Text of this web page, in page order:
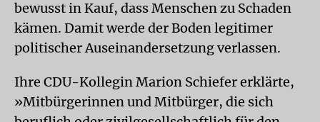
bewusst in Kauf, dass Menschen zu Schaden
kämen. Damit werde der Boden legitimer
politischer Auseinandersetzung verlassen.
Ihre CDU-Kollegin Marion Schiefer erklärte,
»Mitbürgerinnen und Mitbürger, die sich